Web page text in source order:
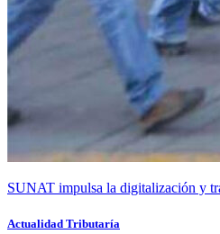
SUNAT impulsa la digitalización y
Actualidad Tributaría